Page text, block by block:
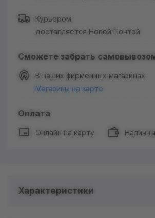
Курьером
доставляется Новой Почтой
Сможете забрать
В наших фирменных магазинах
Магазины на карте
Оплата
Онлайн на карту
Характеристики